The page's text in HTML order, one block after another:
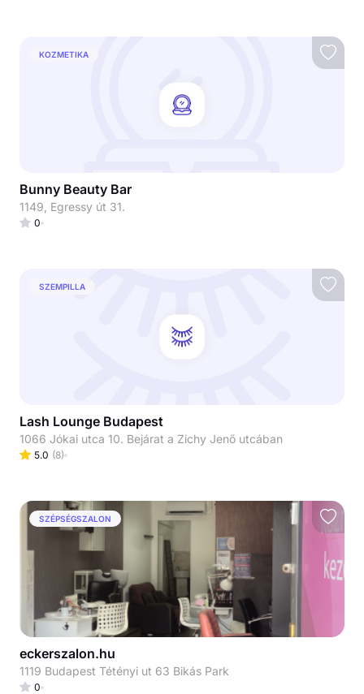
KOZMETIKA
Bunny Beauty Bar
1149, Egressy út 31.
0
SZEMPILLA
Lash Lounge Budapest
1066 Jókai utca 10. Bejárat a Zichy Jenő utcában
5.0 (8)
SZÉPSÉGSZALON
eckerszalon.hu
1119 Budapest Tétényi ut 63 Bikás Park
0